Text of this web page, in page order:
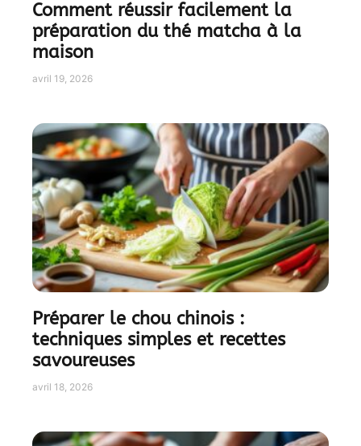
Comment réussir facilement la
préparation du thé matcha à la
maison
avril 19, 2026
Préparer le chou chinois :
techniques simples et recettes
savoureuses
avril 18, 2026